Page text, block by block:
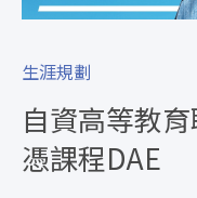
生涯規劃
自資高等教
憑課程DAE